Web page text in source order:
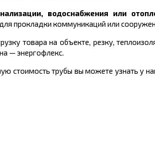
водоснабжения или
прокладки коммуникаций или
товара на объекте, резку,
— энергофлекс.
стоимость трубы вы можете узнать у